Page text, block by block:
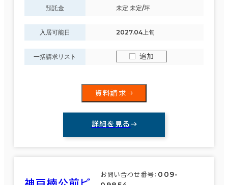
預託金 未定 未定/坪
入居可能日 2027.04上旬
一括請求リスト 追加
資料請求
詳細を見る
お問い合わせ番号： 009-
エリアを追加・変更する
滋賀県
3分以内
5分以内
入居可能時期
即入居可能